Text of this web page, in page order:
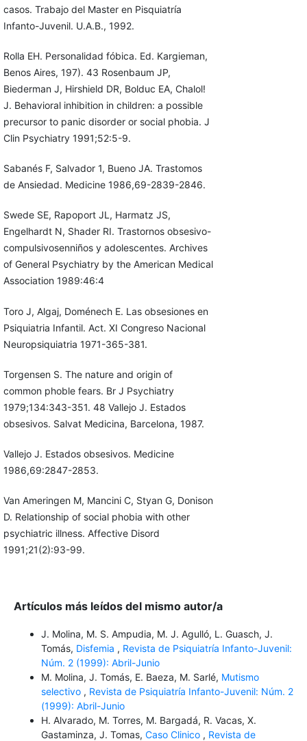
casos. Trabajo del Master en Pisquiatría
Infanto-Juvenil. U.A.B., 1992.
Rolla EH. Personalidad fóbica. Ed. Kargieman,
Benos Aires, 197). 43 Rosenbaum JP,
Biederman J, Hirshield DR, Bolduc EA, Chalol!
J. Behavioral inhibition in children: a possible
precursor to panic disorder or social phobia. J
Clin Psychiatry 1991;52:5-9.
Sabanés F, Salvador 1, Bueno JA. Trastomos
de Ansiedad. Medicine 1986,69-2839-2846.
Swede SE, Rapoport JL, Harmatz JS,
Engelhardt N, Shader RI. Trastornos obsesivo-
compulsivosenniños y adolescentes. Archives
of General Psychiatry by the American Medical
Association 1989:46:4
Toro J, Algaj, Doménech E. Las obsesiones en
Psiquiatria Infantil. Act. XI Congreso Nacional
Neuropsiquiatria 1971-365-381.
Torgensen S. The nature and origin of
common phoble fears. Br J Psychiatry
1979;134:343-351. 48 Vallejo J. Estados
obsesivos. Salvat Medicina, Barcelona, 1987.
Vallejo J. Estados obsesivos. Medicine
1986,69:2847-2853.
Van Ameringen M, Mancini C, Styan G, Donison
D. Relationship of social phobia with other
psychiatric illness. Affective Disord
1991;21(2):93-99.
Artículos más leídos del mismo autor/a
J. Molina, M. S. Ampudia, M. J. Agulló, L. Guasch, J.
Tomás, Disfemia , Revista de Psiquiatría Infanto-Juvenil:
Núm. 2 (1999): Abril-Junio
M. Molina, J. Tomás, E. Baeza, M. Sarlé, Mutismo
selectivo , Revista de Psiquiatría Infanto-Juvenil: Núm. 2
(1999): Abril-Junio
H. Alvarado, M. Torres, M. Bargadá, R. Vacas, X.
Gastaminza, J. Tomas, Caso Clinico , Revista de